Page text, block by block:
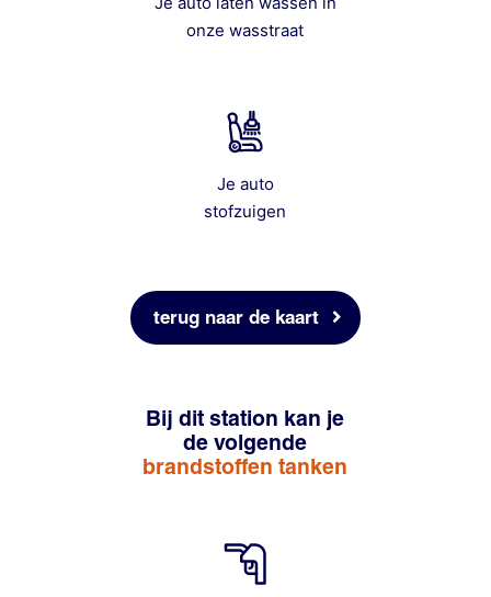
onze wasstraat
Je auto
stofzuigen
terug naar de kaart
Bij dit station kan je
de volgende
brandstoffen tanken